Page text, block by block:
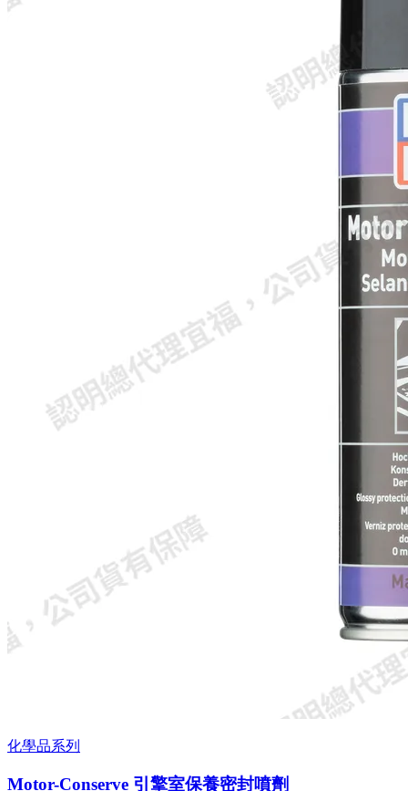
化學品系列
Motor-Conserve 引擎室保養密封噴劑